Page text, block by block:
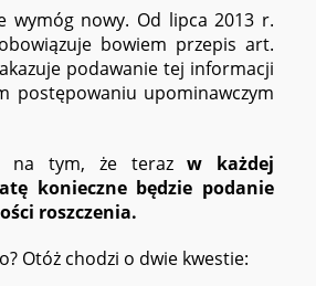
wymóg nowy. Od lipca 2013 r.
bowiem przepis art.
podawanie tej informacji
postępowaniu upominawczym
na tym, że terazw każdej
konieczne będzie podanie
roszczenia.
Otóż chodzi o dwie kwestie: